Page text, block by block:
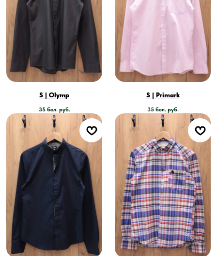
S | Olymp
35 бел. руб.
S | Primark
35 бел. руб.